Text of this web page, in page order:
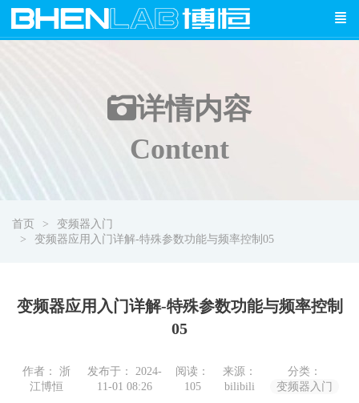
详情内容
Content
首页
变频器入门
变频器应用入门详解-特殊参数功能与频率控制05
变频器应用入门详解-特殊参数功能与频率控制
05
作者： 浙
江博恒
发布于： 2024-
11-01 08:26
阅读：
105
来源：
bilibili
分类：
变频器入门